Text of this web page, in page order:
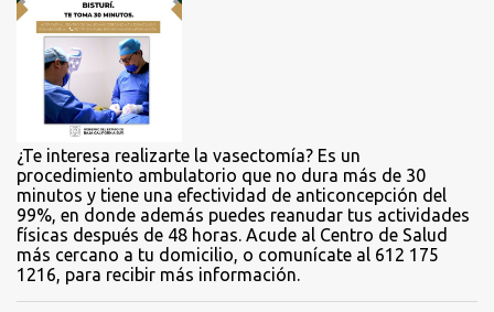
r
o
¿Te interesa realizarte la vasectomía? Es un
procedimiento ambulatorio que no dura más de 30
minutos y tiene una efectividad de anticoncepción del
99%, en donde además puedes reanudar tus actividades
físicas después de 48 horas. Acude al Centro de Salud
más cercano a tu domicilio, o comunícate al 612 175
1216, para recibir más información.